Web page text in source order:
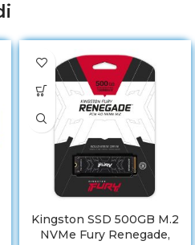
Kingston SSD 500GB M.2
NVMe Fury Renegade,